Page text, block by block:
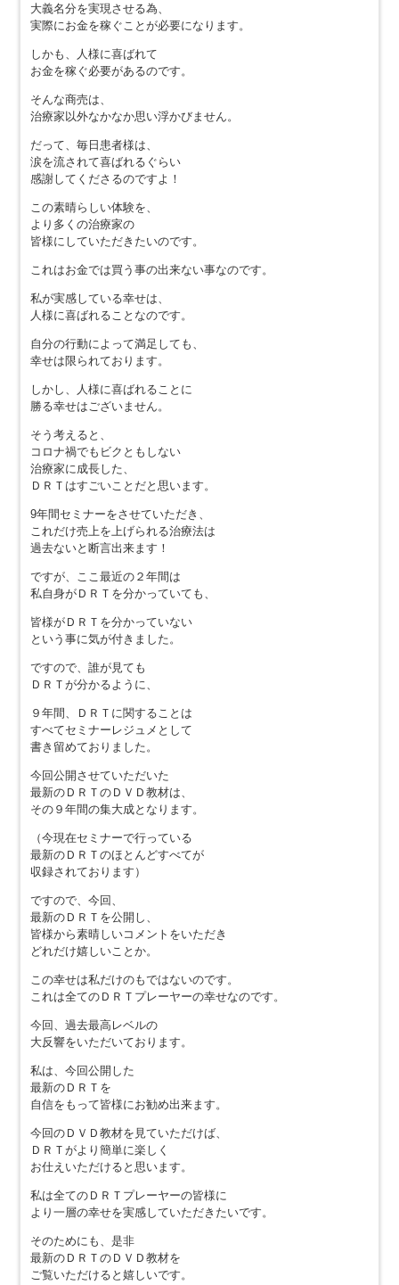
大義名分を実現させる為、
実際にお金を稼ぐことが必要になります。
しかも、人様に喜ばれて
お金を稼ぐ必要があるのです。
そんな商売は、
治療家以外なかなか思い浮かびません。
だって、毎日患者様は、
涙を流されて喜ばれるぐらい
感謝してくださるのですよ！
この素晴らしい体験を、
より多くの治療家の
皆様にしていただきたいのです。
これはお金では買う事の出来ない事なのです。
私が実感している幸せは、
人様に喜ばれることなのです。
自分の行動によって満足しても、
幸せは限られております。
しかし、人様に喜ばれることに
勝る幸せはございません。
そう考えると、
コロナ禍でもビクともしない
治療家に成長した、
ＤＲＴはすごいことだと思います。
9年間セミナーをさせていただき、
これだけ売上を上げられる治療法は
過去ないと断言出来ます！
ですが、ここ最近の２年間は
私自身がＤＲＴを分かっていても、
皆様がＤＲＴを分かっていない
という事に気が付きました。
ですので、誰が見ても
ＤＲＴが分かるように、
９年間、ＤＲＴに関することは
すべてセミナーレジュメとして
書き留めておりました。
今回公開させていただいた
最新のＤＲＴのＤＶＤ教材は、
その９年間の集大成となります。
（今現在セミナーで行っている
最新のＤＲＴのほとんどすべてが
収録されております）
ですので、今回、
最新のＤＲＴを公開し、
皆様から素晴しいコメントをいただき
どれだけ嬉しいことか。
この幸せは私だけのもではないのです。
これは全てのＤＲＴプレーヤーの幸せなのです。
今回、過去最高レベルの
大反響をいただいております。
私は、今回公開した
最新のＤＲＴを
自信をもって皆様にお勧め出来ます。
今回のＤＶＤ教材を見ていただけば、
ＤＲＴがより簡単に楽しく
お仕えいただけると思います。
私は全てのＤＲＴプレーヤーの皆様に
より一層の幸せを実感していただきたいです。
そのためにも、是非
最新のＤＲＴのＤＶＤ教材を
ご覧いただけると嬉しいです。